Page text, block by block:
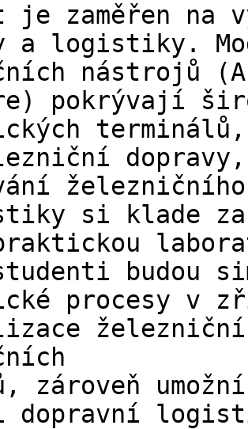
je zaměřen na
a logistiky.
nástrojů
pokrývají
terminálů,
si klade za
budou
procesy v
zároveň
dopravní